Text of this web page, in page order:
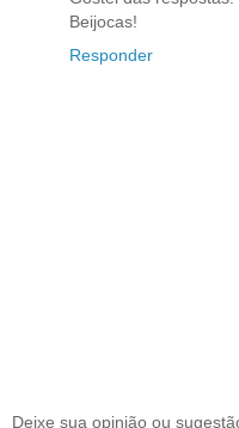
Beijocas!
Responder
Deixe sua opinião ou